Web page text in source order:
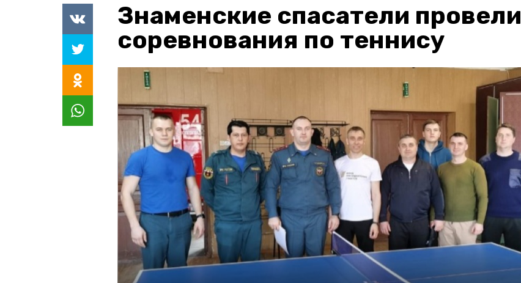
Знаменские спасатели провели
соревнования по теннису